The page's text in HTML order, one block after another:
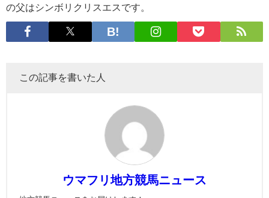
の父はシンボリクリスエスです。
この記事を書いた人
ウマフリ地方競馬ニュース